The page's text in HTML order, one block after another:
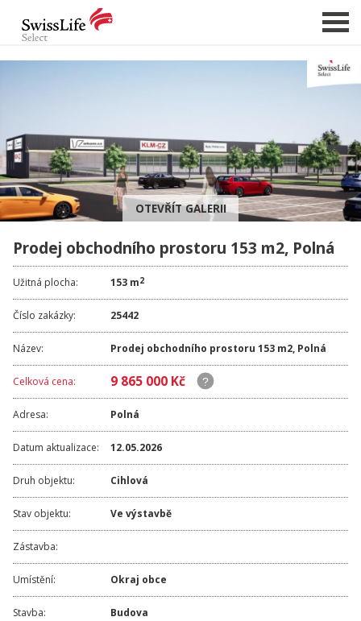
CHCI PRODAT / PRONAJMOUT
HLÍDAT NOVÉ NABÍDKY
CHCI OCENIT NEMOVITOST
O NÁS
REFERENCE
SLUŽBY
KARIÉRA
FINANCOVÁNÍ / HYPOTÉKA
OTEVŘÍT GALERII
Prodej obchodního prostoru 153 m2, Polná
Užitná plocha: 153 m2
Číslo zakázky: 25442
Název: Prodej obchodního prostoru 153 m2, Polná
Celková cena: 9 865 000 Kč
Adresa: Polná
Datum aktualizace: 12.05.2026
Druh objektu: Cihlová
Stav objektu: Ve výstavbě
Zástavba:
Umístění: Okraj obce
Stavba: Budova